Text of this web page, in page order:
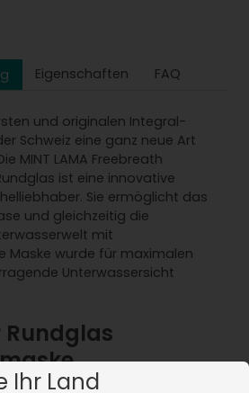
Eigenschaften FAQ
und originalen Integral-
Schweiz eine ganz neue Art
MINT LAMA Freebreath
ist eine innovative
Sie ermöglicht das
und gleichzeitig die
mit
Maske wurde für maximalen
Unterwassersicht
Rundglas
Ihr Land